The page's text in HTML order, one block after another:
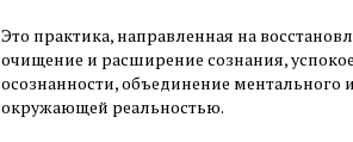
Это практика, направленная на
очищение и расширение сознания,
осознанности, объединение ментального
окружающей реальностью.